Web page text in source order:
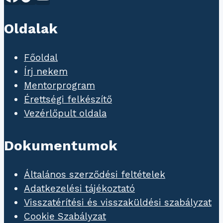
Oldalak
Főoldal
Írj nekem
Mentorprogram
Érettségi felkészítő
Vezérlőpult oldala
Dokumentumok
Általános szerződési feltételek
Adatkezelési tájékoztató
Visszatérítési és visszaküldési szabályzat
Cookie Szabályzat